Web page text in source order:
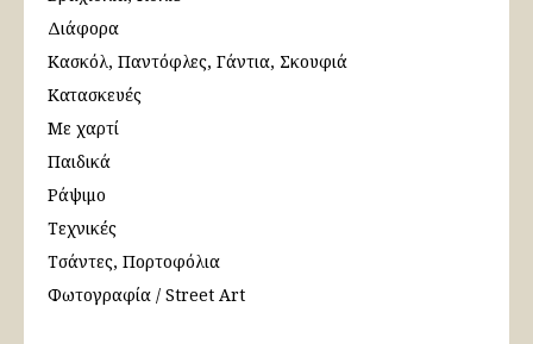
Διάφορα
Κασκόλ, Παντόφλες, Γάντια, Σκουφιά
Κατασκευές
Με χαρτί
Παιδικά
Ράψιμο
Τεχνικές
Τσάντες, Πορτοφόλια
Φωτογραφία / Street Art